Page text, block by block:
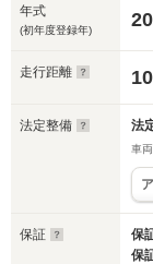
年式
(初年度登録年)
走行距離 10
法定整備 法
車
保証
保
保